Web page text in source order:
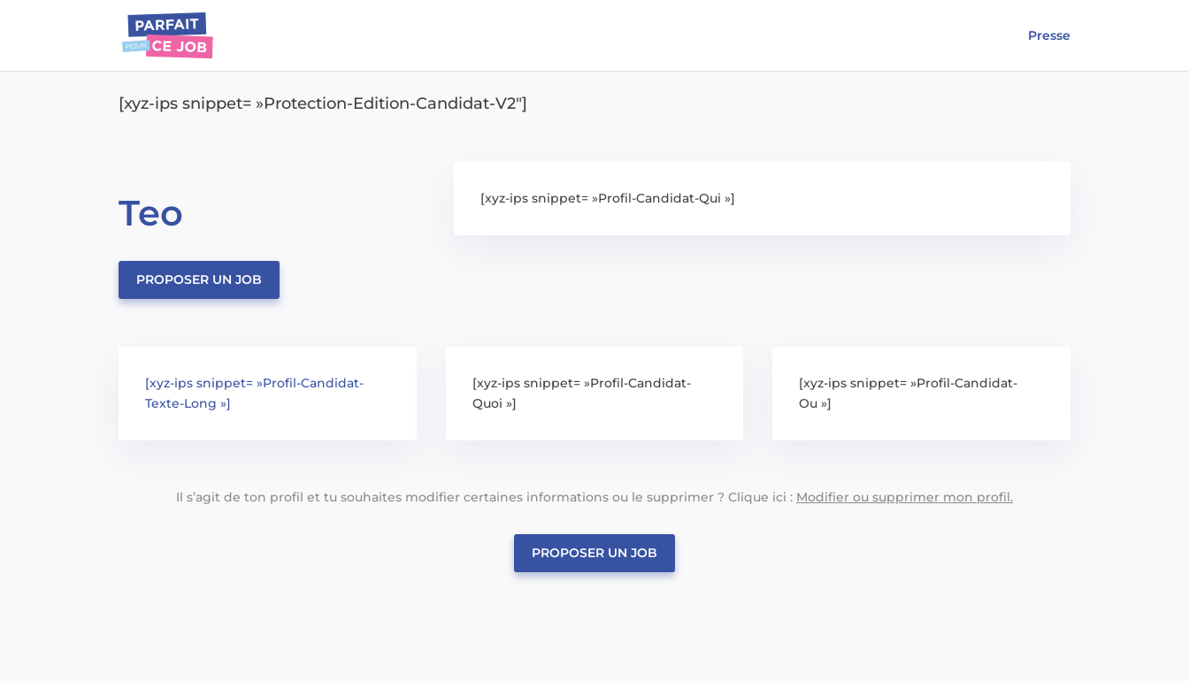
Presse
[xyz-ips snippet= »Protection-Edition-Candidat-V2″]
Teo
PROPOSER UN JOB
[xyz-ips snippet= »Profil-Candidat-Qui »]
[xyz-ips snippet= »Profil-Candidat-
Texte-Long »]
[xyz-ips snippet= »Profil-Candidat-
Quoi »]
[xyz-ips snippet= »Profil-Candidat-
Ou »]
Il s’agit de ton profil et tu souhaites modifier certaines informations ou le supprimer ? Clique ici : Modifier ou supprimer mon profil.
PROPOSER UN JOB